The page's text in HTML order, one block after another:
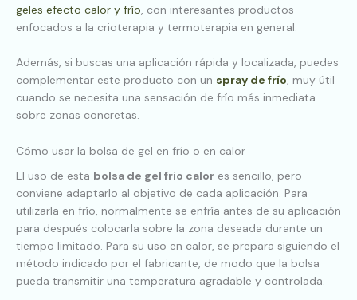
geles efecto calor y frío, con interesantes productos
enfocados a la crioterapia y termoterapia en general.
Además, si buscas una aplicación rápida y localizada, puedes
complementar este producto con un spray de frío, muy útil
cuando se necesita una sensación de frío más inmediata
sobre zonas concretas.
Cómo usar la bolsa de gel en frío o en calor
El uso de esta bolsa de gel frio calor es sencillo, pero
conviene adaptarlo al objetivo de cada aplicación. Para
utilizarla en frío, normalmente se enfría antes de su aplicación
para después colocarla sobre la zona deseada durante un
tiempo limitado. Para su uso en calor, se prepara siguiendo el
método indicado por el fabricante, de modo que la bolsa
pueda transmitir una temperatura agradable y controlada.